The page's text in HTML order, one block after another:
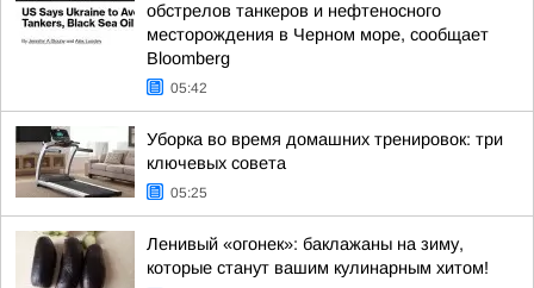
обстрелов танкеров и нефтеносного
месторождения в Черном море, сообщает
Bloomberg
05:42
Уборка во время домашних тренировок: три
ключевых совета
05:25
Ленивый «огонек»: баклажаны на зиму,
которые станут вашим кулинарным хитом!